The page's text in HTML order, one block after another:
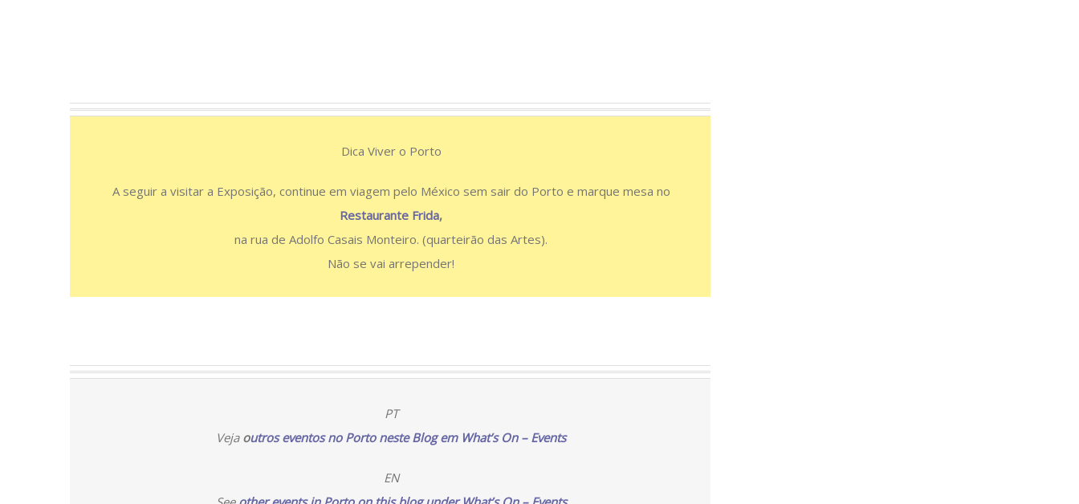
Dica Viver o Porto
A seguir a visitar a Exposição, continue em viagem pelo México sem sair do Porto e marque mesa no
Restaurante Frida,
na rua de Adolfo Casais Monteiro. (quarteirão das Artes).
Não se vai arrepender!
PT
Veja outros eventos no Porto neste Blog em What’s On – Events
EN